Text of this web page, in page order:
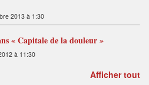
2013 à 1:30
« Capitale de la douleur »
à 11:30
Afficher tout